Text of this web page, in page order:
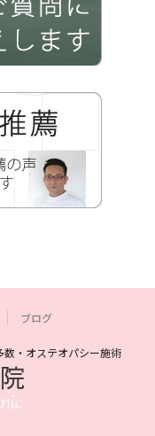
ブログ
・オステオパシー施術